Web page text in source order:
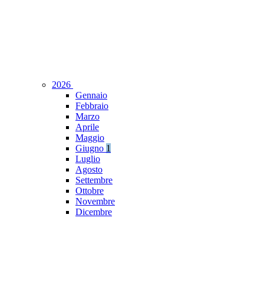
2026
Gennaio
Febbraio
Marzo
Aprile
Maggio
Giugno 1
Luglio
Agosto
Settembre
Ottobre
Novembre
Dicembre